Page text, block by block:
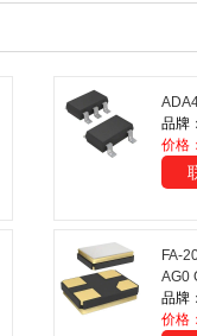
品牌
价格
FA-
AG0
品牌
价格